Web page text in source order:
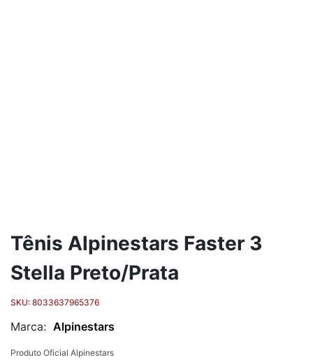
Tênis Alpinestars Faster 3
Stella Preto/Prata
SKU: 8033637965376
Marca: Alpinestars
Produto Oficial Alpinestars